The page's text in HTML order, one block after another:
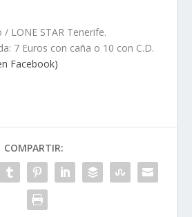
LONE STAR Tenerife.
7 Euros con caña o 10 con C.D.
Facebook)
COMPARTIR: